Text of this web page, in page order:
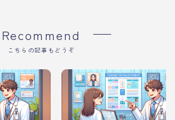
Recommend
こちらの記事もどうぞ